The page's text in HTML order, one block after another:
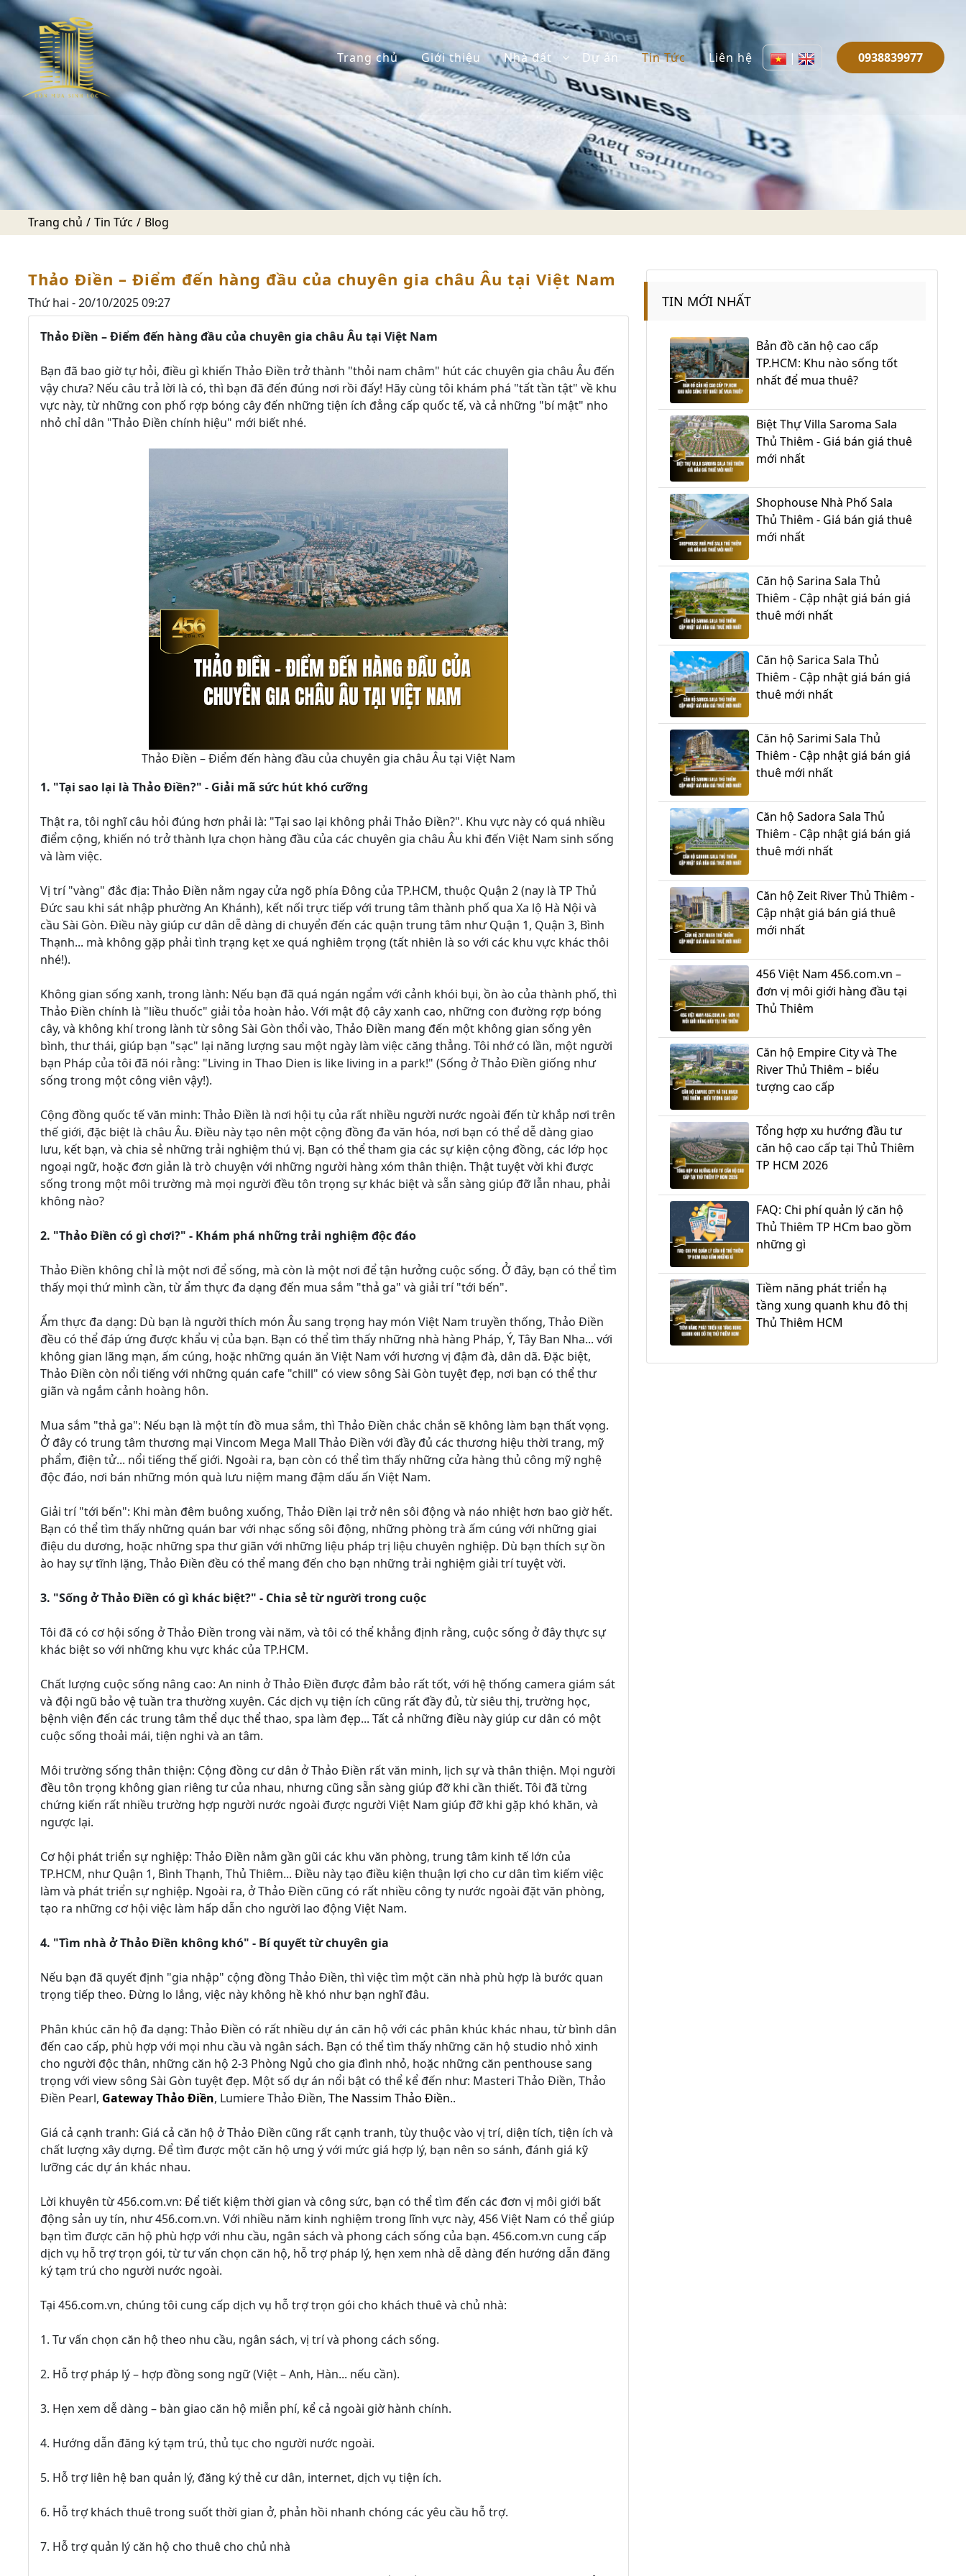
Trang chủ Giới thiệu Nhà đất Dự án Tin Tức Liên hệ | 0938839977
Trang chủ Tin Tức Blog
Thảo Điền – Điểm đến hàng đầu của chuyên gia châu Âu tại Việt Nam
Thứ hai - 20/10/2025 09:27
Thảo Điền – Điểm đến hàng đầu của chuyên gia châu Âu tại Việt Nam
Bạn đã bao giờ tự hỏi, điều gì khiến Thảo Điền trở thành "thỏi nam châm" hút các chuyên gia châu Âu đến
vậy chưa? Nếu câu trả lời là có, thì bạn đã đến đúng nơi rồi đấy! Hãy cùng tôi khám phá "tất tần tật" về khu
vực này, từ những con phố rợp bóng cây đến những tiện ích đẳng cấp quốc tế, và cả những "bí mật" nho
nhỏ chỉ dân "Thảo Điền chính hiệu" mới biết nhé.
Thảo Điền – Điểm đến hàng đầu của chuyên gia châu Âu tại Việt Nam
1. "Tại sao lại là Thảo Điền?" - Giải mã sức hút khó cưỡng
Thật ra, tôi nghĩ câu hỏi đúng hơn phải là: "Tại sao lại không phải Thảo Điền?". Khu vực này có quá nhiều
điểm cộng, khiến nó trở thành lựa chọn hàng đầu của các chuyên gia châu Âu khi đến Việt Nam sinh sống
và làm việc.
Vị trí "vàng" đắc địa: Thảo Điền nằm ngay cửa ngõ phía Đông của TP.HCM, thuộc Quận 2 (nay là TP Thủ
Đức sau khi sát nhập phường An Khánh), kết nối trực tiếp với trung tâm thành phố qua Xa lộ Hà Nội và
cầu Sài Gòn. Điều này giúp cư dân dễ dàng di chuyển đến các quận trung tâm như Quận 1, Quận 3, Bình
Thạnh... mà không gặp phải tình trạng kẹt xe quá nghiêm trọng (tất nhiên là so với các khu vực khác thôi
nhé!).
Không gian sống xanh, trong lành: Nếu bạn đã quá ngán ngẩm với cảnh khói bụi, ồn ào của thành phố, thì
Thảo Điền chính là "liều thuốc" giải tỏa hoàn hảo. Với mật độ cây xanh cao, những con đường rợp bóng
cây, và không khí trong lành từ sông Sài Gòn thổi vào, Thảo Điền mang đến một không gian sống yên
bình, thư thái, giúp bạn "sạc" lại năng lượng sau một ngày làm việc căng thẳng. Tôi nhớ có lần, một người
bạn Pháp của tôi đã nói rằng: "Living in Thao Dien is like living in a park!" (Sống ở Thảo Điền giống như
sống trong một công viên vậy!).
Cộng đồng quốc tế văn minh: Thảo Điền là nơi hội tụ của rất nhiều người nước ngoài đến từ khắp nơi trên
thế giới, đặc biệt là châu Âu. Điều này tạo nên một cộng đồng đa văn hóa, nơi bạn có thể dễ dàng giao
lưu, kết bạn, và chia sẻ những trải nghiệm thú vị. Bạn có thể tham gia các sự kiện cộng đồng, các lớp học
ngoại ngữ, hoặc đơn giản là trò chuyện với những người hàng xóm thân thiện. Thật tuyệt vời khi được
sống trong một môi trường mà mọi người đều tôn trọng sự khác biệt và sẵn sàng giúp đỡ lẫn nhau, phải
không nào?
2. "Thảo Điền có gì chơi?" - Khám phá những trải nghiệm độc đáo
Thảo Điền không chỉ là một nơi để sống, mà còn là một nơi để tận hưởng cuộc sống. Ở đây, bạn có thể tìm
thấy mọi thứ mình cần, từ ẩm thực đa dạng đến mua sắm "thả ga" và giải trí "tới bến".
Ẩm thực đa dạng: Dù bạn là người thích món Âu sang trọng hay món Việt Nam truyền thống, Thảo Điền
đều có thể đáp ứng được khẩu vị của bạn. Bạn có thể tìm thấy những nhà hàng Pháp, Ý, Tây Ban Nha... với
không gian lãng mạn, ấm cúng, hoặc những quán ăn Việt Nam với hương vị đậm đà, dân dã. Đặc biệt,
Thảo Điền còn nổi tiếng với những quán cafe "chill" có view sông Sài Gòn tuyệt đẹp, nơi bạn có thể thư
giãn và ngắm cảnh hoàng hôn.
Mua sắm "thả ga": Nếu bạn là một tín đồ mua sắm, thì Thảo Điền chắc chắn sẽ không làm bạn thất vọng.
Ở đây có trung tâm thương mại Vincom Mega Mall Thảo Điền với đầy đủ các thương hiệu thời trang, mỹ
phẩm, điện tử... nổi tiếng thế giới. Ngoài ra, bạn còn có thể tìm thấy những cửa hàng thủ công mỹ nghệ
độc đáo, nơi bán những món quà lưu niệm mang đậm dấu ấn Việt Nam.
Giải trí "tới bến": Khi màn đêm buông xuống, Thảo Điền lại trở nên sôi động và náo nhiệt hơn bao giờ hết.
Bạn có thể tìm thấy những quán bar với nhạc sống sôi động, những phòng trà ấm cúng với những giai
điệu du dương, hoặc những spa thư giãn với những liệu pháp trị liệu chuyên nghiệp. Dù bạn thích sự ồn
ào hay sự tĩnh lặng, Thảo Điền đều có thể mang đến cho bạn những trải nghiệm giải trí tuyệt vời.
3. "Sống ở Thảo Điền có gì khác biệt?" - Chia sẻ từ người trong cuộc
Tôi đã có cơ hội sống ở Thảo Điền trong vài năm, và tôi có thể khẳng định rằng, cuộc sống ở đây thực sự
khác biệt so với những khu vực khác của TP.HCM.
Chất lượng cuộc sống nâng cao: An ninh ở Thảo Điền được đảm bảo rất tốt, với hệ thống camera giám sát
và đội ngũ bảo vệ tuần tra thường xuyên. Các dịch vụ tiện ích cũng rất đầy đủ, từ siêu thị, trường học,
bệnh viện đến các trung tâm thể dục thể thao, spa làm đẹp... Tất cả những điều này giúp cư dân có một
cuộc sống thoải mái, tiện nghi và an tâm.
Môi trường sống thân thiện: Cộng đồng cư dân ở Thảo Điền rất văn minh, lịch sự và thân thiện. Mọi người
đều tôn trọng không gian riêng tư của nhau, nhưng cũng sẵn sàng giúp đỡ khi cần thiết. Tôi đã từng
chứng kiến rất nhiều trường hợp người nước ngoài được người Việt Nam giúp đỡ khi gặp khó khăn, và
ngược lại.
Cơ hội phát triển sự nghiệp: Thảo Điền nằm gần gũi các khu văn phòng, trung tâm kinh tế lớn của
TP.HCM, như Quận 1, Bình Thạnh, Thủ Thiêm... Điều này tạo điều kiện thuận lợi cho cư dân tìm kiếm việc
làm và phát triển sự nghiệp. Ngoài ra, ở Thảo Điền cũng có rất nhiều công ty nước ngoài đặt văn phòng,
tạo ra những cơ hội việc làm hấp dẫn cho người lao động Việt Nam.
4. "Tìm nhà ở Thảo Điền không khó" - Bí quyết từ chuyên gia
Nếu bạn đã quyết định "gia nhập" cộng đồng Thảo Điền, thì việc tìm một căn nhà phù hợp là bước quan
trọng tiếp theo. Đừng lo lắng, việc này không hề khó như bạn nghĩ đâu.
Phân khúc căn hộ đa dạng: Thảo Điền có rất nhiều dự án căn hộ với các phân khúc khác nhau, từ bình dân
đến cao cấp, phù hợp với mọi nhu cầu và ngân sách. Bạn có thể tìm thấy những căn hộ studio nhỏ xinh
cho người độc thân, những căn hộ 2-3 Phòng Ngủ cho gia đình nhỏ, hoặc những căn penthouse sang
trọng với view sông Sài Gòn tuyệt đẹp. Một số dự án nổi bật có thể kể đến như: Masteri Thảo Điền, Thảo
Điền Pearl, Gateway Thảo Điền, Lumiere Thảo Điền, The Nassim Thảo Điền..
Giá cả cạnh tranh: Giá cả căn hộ ở Thảo Điền cũng rất cạnh tranh, tùy thuộc vào vị trí, diện tích, tiện ích và
chất lượng xây dựng. Để tìm được một căn hộ ưng ý với mức giá hợp lý, bạn nên so sánh, đánh giá kỹ
lưỡng các dự án khác nhau.
Lời khuyên từ 456.com.vn: Để tiết kiệm thời gian và công sức, bạn có thể tìm đến các đơn vị môi giới bất
động sản uy tín, như 456.com.vn. Với nhiều năm kinh nghiệm trong lĩnh vực này, 456 Việt Nam có thể giúp
bạn tìm được căn hộ phù hợp với nhu cầu, ngân sách và phong cách sống của bạn. 456.com.vn cung cấp
dịch vụ hỗ trợ trọn gói, từ tư vấn chọn căn hộ, hỗ trợ pháp lý, hẹn xem nhà dễ dàng đến hướng dẫn đăng
ký tạm trú cho người nước ngoài.
Tại 456.com.vn, chúng tôi cung cấp dịch vụ hỗ trợ trọn gói cho khách thuê và chủ nhà:
1. Tư vấn chọn căn hộ theo nhu cầu, ngân sách, vị trí và phong cách sống.
2. Hỗ trợ pháp lý – hợp đồng song ngữ (Việt – Anh, Hàn... nếu cần).
3. Hẹn xem dễ dàng – bàn giao căn hộ miễn phí, kể cả ngoài giờ hành chính.
4. Hướng dẫn đăng ký tạm trú, thủ tục cho người nước ngoài.
5. Hỗ trợ liên hệ ban quản lý, đăng ký thẻ cư dân, internet, dịch vụ tiện ích.
6. Hỗ trợ khách thuê trong suốt thời gian ở, phản hồi nhanh chóng các yêu cầu hỗ trợ.
7. Hỗ trợ quản lý căn hộ cho thuê cho chủ nhà
TIN MỚI NHẤT
Bản đồ căn hộ cao cấp
TP.HCM: Khu nào sống tốt
nhất để mua thuê?
Biệt Thự Villa Saroma Sala
Thủ Thiêm - Giá bán giá thuê
mới nhất
Shophouse Nhà Phố Sala
Thủ Thiêm - Giá bán giá thuê
mới nhất
Căn hộ Sarina Sala Thủ
Thiêm - Cập nhật giá bán giá
thuê mới nhất
Căn hộ Sarica Sala Thủ
Thiêm - Cập nhật giá bán giá
thuê mới nhất
Căn hộ Sarimi Sala Thủ
Thiêm - Cập nhật giá bán giá
thuê mới nhất
Căn hộ Sadora Sala Thủ
Thiêm - Cập nhật giá bán giá
thuê mới nhất
Căn hộ Zeit River Thủ Thiêm -
Cập nhật giá bán giá thuê
mới nhất
456 Việt Nam 456.com.vn –
đơn vị môi giới hàng đầu tại
Thủ Thiêm
Căn hộ Empire City và The
River Thủ Thiêm – biểu
tượng cao cấp
Tổng hợp xu hướng đầu tư
căn hộ cao cấp tại Thủ Thiêm
TP HCM 2026
FAQ: Chi phí quản lý căn hộ
Thủ Thiêm TP HCm bao gồm
những gì
Tiềm năng phát triển hạ
tầng xung quanh khu đô thị
Thủ Thiêm HCM